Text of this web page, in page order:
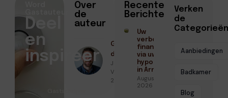
Over
de
auteur
Geschreven
door
Jeroen van
Vliet ● juni 16,
2026
Recente
Berichten
Uw
verbouwing
financieren
via uw
hypotheek
in Arnhem
Augustus 3,
2026
Verken
de
Categorieën
Aanbiedingen
Badkamer
Blog
Deel
en
inspireer